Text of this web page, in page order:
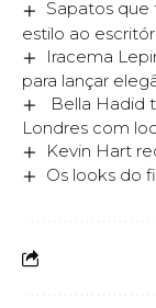
Sapatos que
estilo ao
Iracema
para lançar
Bella Hadid
Londres com
Kevin Hart
Os looks do